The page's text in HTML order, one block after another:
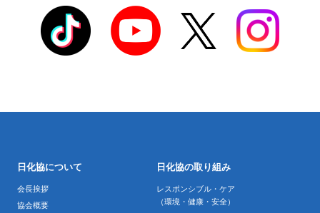
日化協について
会長挨拶
協会概要
日化協の取り組み
レスポンシブル・ケア
（環境・健康・安全）